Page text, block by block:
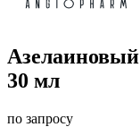
30 мл
по запросу